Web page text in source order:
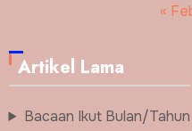
«
Artikel Lama
Bacaan Ikut Bulan/Tahun